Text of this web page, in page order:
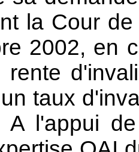
la Cour
2002, en
taux
A l'appui